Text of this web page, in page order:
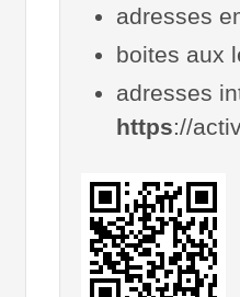
adresses
boites aux
adresses
https://